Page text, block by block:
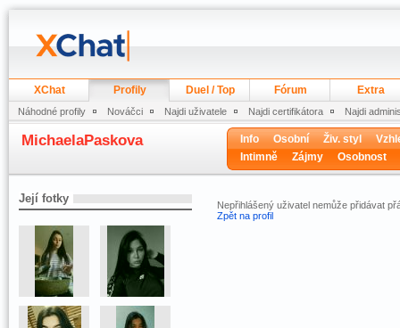
XChat Profily Duel / Top Fórum Extra
Náhodné profily Nováčci Najdi uživatele Najdi certifikátora Najdi
MichaelaPaskova Info Osobní Živ. styl
Intimně
Zájmy Osobnost
Její fotky
Nepřihlášený uživatel nemůže přidávat
Zpět na profil